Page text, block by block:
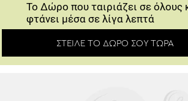
Το Δώρο που ταιριάζει σε όλους
φτάνει μέσα σε λίγα λεπτά
ΣΤΕΊΛΕ ΤΟ ΔΏΡΟ ΣΟΥ ΤΏΡΑ